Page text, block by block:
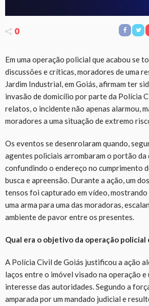
0
Em uma operação policial que acabou se
discussões e críticas, moradores de uma
Jardim Industrial, em Goiás, afirmam ter
invasão de domicílio por parte da Polícia
relatos, o incidente não apenas alarmou,
moradores a uma situação de extremo
Os eventos se desenrolaram quando,
agentes policiais arrombaram o portão da
confundindo o endereço no cumprimento
busca e apreensão. Durante a ação, um
tensos foi capturado em vídeo,
uma arma para uma das moradoras,
ambiente de pavor entre os presentes.
Qual era o objetivo da operação policial
A Polícia Civil de Goiás justificou a ação
laços entre o imóvel visado na operação e
interesse das autoridades. Segundo a
amparada por um mandado judicial e